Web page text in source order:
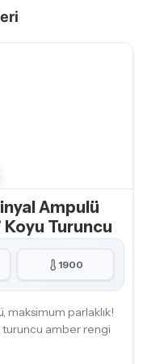
Ampulü
Koyu Turuncu
1900
maksimum parlaklık!
turuncu amber rengi